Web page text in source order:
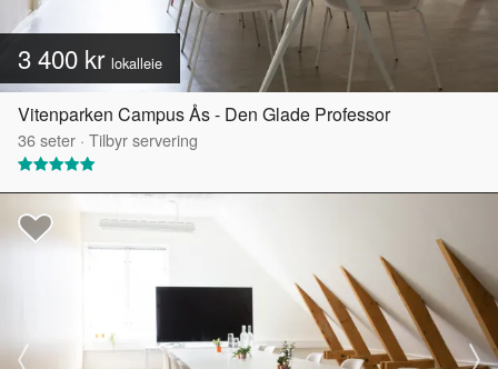
3 400 kr lokalleie
Vitenparken Campus Ås - Den Glade Professor
36seter · Tilbyr servering